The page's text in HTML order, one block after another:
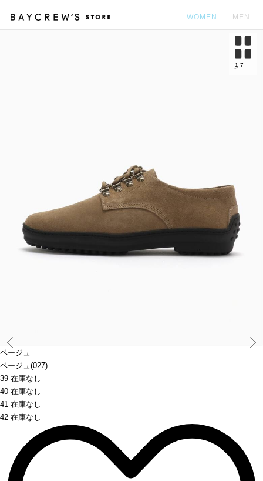
WOMEN MEN
ベージュ
ベージュ(027)
39 在庫なし
40 在庫なし
41 在庫なし
42 在庫なし
1 7